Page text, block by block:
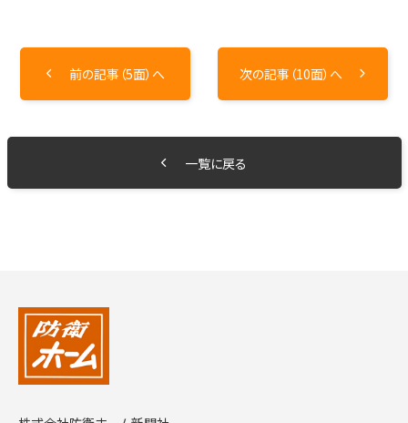
前の記事（5面）へ 次の記事（10面）へ
一覧に戻る